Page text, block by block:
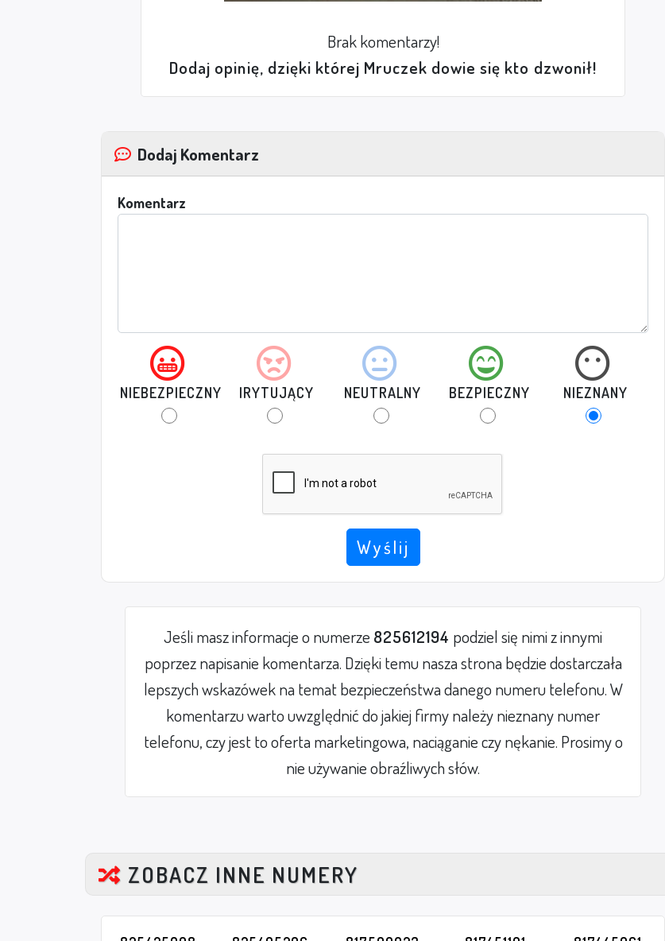
Brak komentarzy!
Dodaj opinię, dzięki której Mruczek dowie się kto dzwonił!
Dodaj Komentarz
Komentarz
NIEBEZPIECZNY IRYTUJĄCY NEUTRALNY BEZPIECZNY NIEZNANY
Wyślij
Jeśli masz informacje o numerze 825612194 podziel się nimi z innymi
poprzez napisanie komentarza. Dzięki temu nasza strona będzie dostarczała
lepszych wskazówek na temat bezpieczeństwa danego numeru telefonu. W
komentarzu warto uwzględnić do jakiej firmy należy nieznany numer
telefonu, czy jest to oferta marketingowa, naciąganie czy nękanie. Prosimy o
nie używanie obraźliwych słów.
ZOBACZ INNE NUMERY